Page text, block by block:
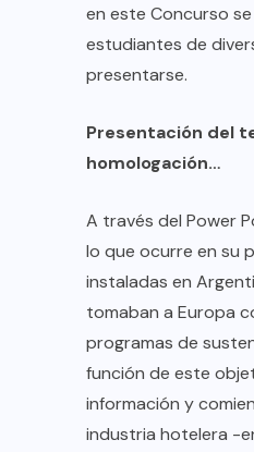
en este Concurso
estudiantes de
presentarse.
Presentación del
homologación…
A través del Power
lo que ocurre en su
instaladas en
tomaban a Europa
programas de
función de este
información y
industria hotelera -